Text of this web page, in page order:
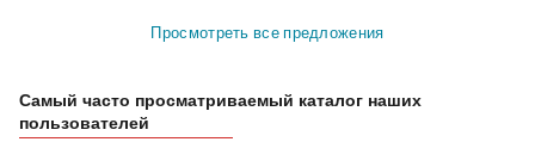
Просмотреть все предложения
Самый часто просматриваемый каталог наших
пользователей